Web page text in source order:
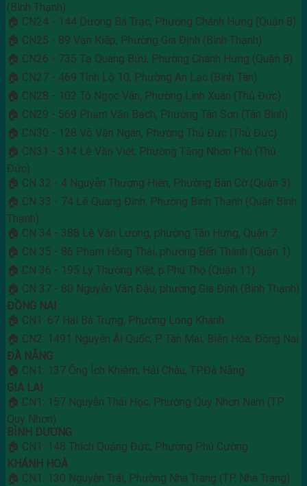
(Bình Thạnh)
🏠 CN24 - 144 Dương Bá Trạc, Phường Chánh Hưng (Quận 8)
🏠 CN25 - 89 Vạn Kiếp, Phường Gia Định (Bình Thạnh)
🏠 CN26 - 735 Tạ Quang Bửu, Phường Chánh Hưng (Quận 8)
🏠 CN27 - 469 Tỉnh Lộ 10, Phường An Lạc (Bình Tân)
🏠 CN28 - 102 Tô Ngọc Vân, Phường Linh Xuân (Thủ Đức)
🏠 CN29 - 569 Phạm Văn Bạch, Phường Tân Sơn (Tân Bình)
🏠 CN30 - 128 Võ Văn Ngân, Phường Thủ Đức (Thủ Đức)
🏠 CN31 - 314 Lê Văn Việt, Phường Tăng Nhơn Phú (Thủ
Đức)
🏠 CN 32 - 4 Nguyễn Thượng Hiền, Phường Bàn Cờ (Quận 3)
🏠 CN 33 - 74 Lê Quang Định, Phường Bình Thạnh (Quận Bình
Thạnh)
🏠 CN 34 - 388 Lê Văn Lương, phường Tân Hưng, Quận 7
🏠 CN 35 - 86 Phạm Hồng Thái, phường Bến Thành (Quận 1)
🏠 CN 36 - 195 Lý Thường Kiệt, p.Phú Thọ (Quận 11)
🏠 CN 37 - 80 Nguyễn Văn Đậu, phường Gia Định (Bình Thạnh)
ĐỒNG NAI
🏠 CN1: 67 Hai Bà Trưng, Phường Long Khánh
🏠 CN2: 1491 Nguyễn Ái Quốc, P. Tân Mai, Biên Hòa, Đồng Nai
ĐÀ NẴNG
🏠 CN1: 137 Ông Ích Khiêm, Hải Châu, TP.Đà Nẵng
GIA LAI
🏠 CN1: 157 Nguyễn Thái Học, Phường Quy Nhơn Nam (TP.
Quy Nhơn)
BÌNH DƯƠNG
🏠 CN1: 148 Thích Quảng Đức, Phường Phú Cường
KHÁNH HOÀ
🏠 CN1: 130 Nguyễn Trãi, Phường Nha Trang (TP. Nha Trang)